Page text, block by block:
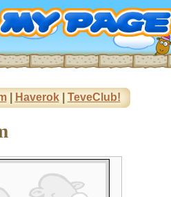
| Haverok| TeveClub!